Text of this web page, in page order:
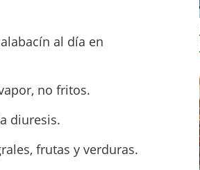
al día en
no fritos.
diuresis.
frutas y verduras.